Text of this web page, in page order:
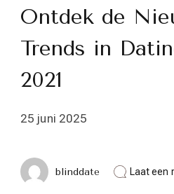
Ontdek de
Trends in
2021
25 juni 2025
blinddate Laat een